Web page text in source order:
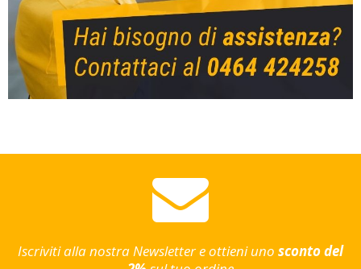
Iscriviti alla nostra Newsletter e ottieni uno sconto del